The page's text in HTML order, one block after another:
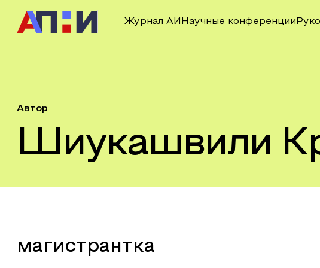
Журнал АИ Научные конференции
Автор
Шиукашвили
магистрантка